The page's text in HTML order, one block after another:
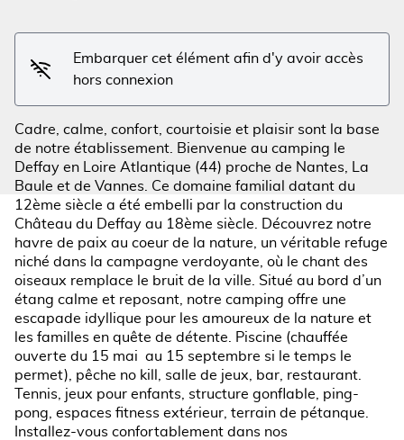
Voir l'image en plein écran
Embarquer cet élément afin d'y avoir accès
hors connexion
Cadre, calme, confort, courtoisie et plaisir sont la base
de notre établissement. Bienvenue au camping le
Deffay en Loire Atlantique (44) proche de Nantes, La
Baule et de Vannes. Ce domaine familial datant du
12ème siècle a été embelli par la construction du
Château du Deffay au 18ème siècle. Découvrez notre
havre de paix au coeur de la nature, un véritable refuge
niché dans la campagne verdoyante, où le chant des
oiseaux remplace le bruit de la ville. Situé au bord d’un
étang calme et reposant, notre camping offre une
escapade idyllique pour les amoureux de la nature et
les familles en quête de détente. Piscine (chauffée
ouverte du 15 mai au 15 septembre si le temps le
permet), pêche no kill, salle de jeux, bar, restaurant.
Tennis, jeux pour enfants, structure gonflable, ping-
pong, espaces fitness extérieur, terrain de pétanque.
Installez-vous confortablement dans nos